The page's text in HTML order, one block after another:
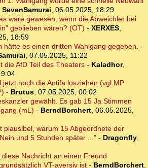
SevenSamurai, 06.05.2025, 18:29
wäre gewesen, wenn die Abweichler bei
geblieben wären? (OT) - XERXES,
18:59
hätte es einen dritten Wahlgang gegeben. -
, 07.05.2025, 11:22
die AfD Teil des Theaters- Kaladhor,
jetzt noch die Antifa losziehen (vgl.MP
- Brutus, 07.05.2025, 00:02
gewählt. Es gab 15 Ja Stimmen
(mL) - BerndBorchert, 06.05.2025,
plausibel, warum 15 Abgeordnete der
und 5 Stunden später ..." - Dragonfly,
Nachricht an einen Freund
VT-aversiv ist - BerndBorchert,